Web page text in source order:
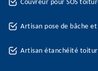
Couvreur pour SOS
Artisan pose de bâche
Artisan étanchéité